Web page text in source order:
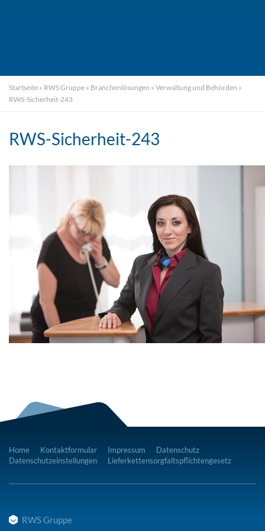
Startseite » RWS Gruppe » Branchenlösungen » Verwaltung und Behörden »
RWS-Sicherheit-243
RWS-Sicherheit-243
Home Kontaktformular Impressum
Datenschutz
Datenschutzeinstellungen
Lieferkettensorgfaltspflichtengesetz
RWS Gruppe